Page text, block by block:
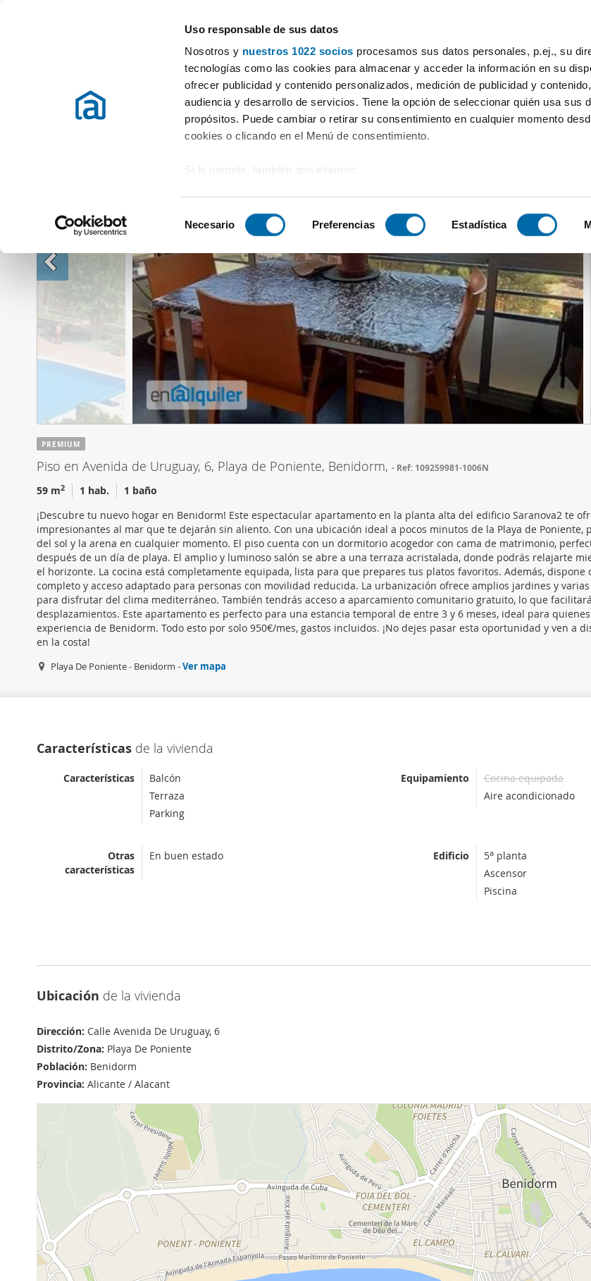
Uso responsable de sus datos
Nosotros y nuestros 1022 socios procesamos sus datos personales, p.ej., su
tecnologías como las cookies para almacenar y acceder la información en su
ofrecer publicidad y contenido personalizados, medición de publicidad y
audiencia y desarrollo de servicios. Tiene la opción de seleccionar quién usa sus
propósitos. Puede cambiar o retirar su consentimiento en cualquier momento
cookies o clicando en el Menú de consentimiento.
Si lo permite, también quisiéramos:
Identificar su dispositivo analizándolo activamente para buscar
Obtenga más información sobre cómo se procesan sus datos personales y
preferencias en lasección de datos. Puede cambiar o retirar su consentimiento
en la Declaración de cookies.
Las cookies de este sitio web se usan para personalizar el contenido y los
de redes sociales y analizar el tráfico. Además, compartimos información sobre el
sitio web con nuestros partners de redes sociales, publicidad y análisis web,
combinarla con otra información que les haya proporcionado o que hayan
que haya hecho de sus servicios.
e
c
c
i
d
e
c
o
e
i
m
i
e
n
t
o
Necesario Preferencias Estadística
Alquiler Pisos Benidorm Piso en Avenida de Uruguay, 6, Playa de Poniente, Benidorm,
PREMIUM
Piso en Avenida de Uruguay, 6, Playa de Poniente, Benidorm, Ref: 109259981-1006N
59 m2 1 hab.
1 baño
¡Descubre tu nuevo hogar en Benidorm! Este espectacular apartamento en la planta alta del edificio Saranova2 te
impresionantes al mar que te dejarán sin aliento. Con una ubicación ideal a pocos minutos de la Playa de Poniente,
del sol y la arena en cualquier momento. El piso cuenta con un dormitorio acogedor con cama de matrimonio,
después de un día de playa. El amplio y luminoso salón se abre a una terraza acristalada, donde podrás relajarte
el horizonte. La cocina está completamente equipada, lista para que prepares tus platos favoritos. Además, dispone
completo y acceso adaptado para personas con movilidad reducida. La urbanización ofrece amplios jardines y
para disfrutar del clima mediterráneo. También tendrás acceso a aparcamiento comunitario gratuito, lo que
desplazamientos. Este apartamento es perfecto para una estancia temporal de entre 3 y 6 meses, ideal para
experiencia de Benidorm. Todo esto por solo 950€/mes, gastos incluidos. ¡No dejes pasar esta oportunidad y ven a
en la costa!
Playa De Poniente - Benidorm -Ver mapa
Características de la vivienda
Características
Balcón
Terraza
Parking
Equipamiento
Cocina equipada
Aire acondicionado
Otras
características
En buen estado Edificio 5a planta
Ascensor
Piscina
Ubicación de la vivienda
Dirección: Calle Avenida De Uruguay, 6
Distrito/Zona: Playa De Poniente
Población: Benidorm
Provincia: Alicante / Alacant